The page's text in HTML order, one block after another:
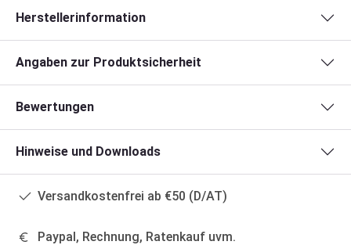
Herstellerinformation
Angaben zur Produktsicherheit
Bewertungen
Hinweise und Downloads
Versandkostenfrei ab €50 (D/AT)
Paypal, Rechnung, Ratenkauf uvm.